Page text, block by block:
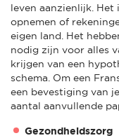
leven aanzienlijk. Het
opnemen of
eigen land. Het
nodig zijn voor alles
krijgen van een
schema. Om een
een bevestiging van
aantal aanvullende
Gezondheidszorg